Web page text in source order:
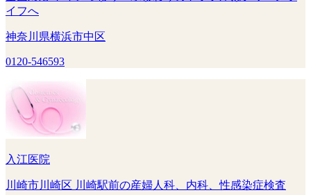
イフへ
神奈川県横浜市中区
0120-546593
入江医院
川崎市川崎区 川崎駅前の産婦人科、内科、性感染症検査